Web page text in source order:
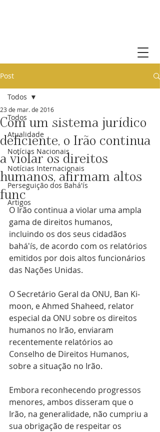
Post
Todos
Atualidade
Notícias Nacionais
Notícias Internacionais
Perseguição dos Bahá'ís
Artigos
Todos
Com um sistema jurídico
deficiente, o Irão continua
a violar os direitos
humanos, afirmam altos
func
23 de mar. de 2016
O Irão continua a violar uma ampla
gama de direitos humanos,
incluindo os dos seus cidadãos
bahá'ís, de acordo com os relatórios
emitidos por dois altos funcionários
das Nações Unidas.
O Secretário Geral da ONU, Ban Ki-
moon, e Ahmed Shaheed, relator
especial da ONU sobre os direitos
humanos no Irão, enviaram
recentemente relatórios ao
Conselho de Direitos Humanos,
sobre a situação no Irão.
Embora reconhecendo progressos
menores, ambos disseram que o
Irão, na generalidade, não cumpriu a
sua obrigação de respeitar os